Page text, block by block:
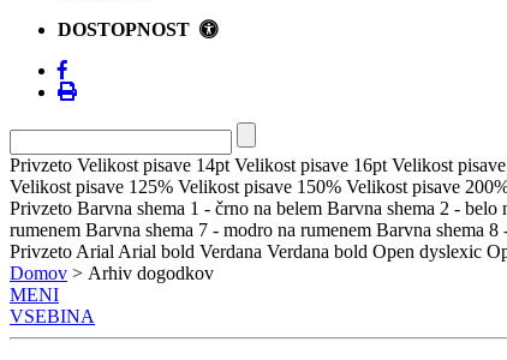
DOSTOPNOST
Privzeto Velikost pisave 14pt Velikost pisave 16pt Velikost
Velikost pisave 125% Velikost pisave 150% Velikost pisave
Privzeto Barvna shema 1 - črno na belem Barvna shema 2 - belo
rumenem Barvna shema 7 - modro na rumenem Barvna shema 8
Privzeto Arial Arial bold Verdana Verdana bold Open dyslexic
Domov > Arhiv dogodkov
MENI
VSEBINA